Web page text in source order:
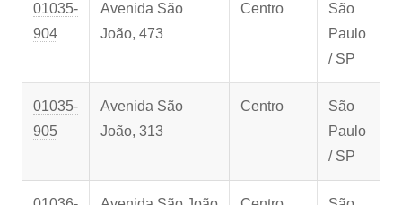
01035-
904
Avenida São
João, 473
Centro
São
Paulo
/ SP
01035-
905
Avenida São
João, 313
Centro
São
Paulo
/ SP